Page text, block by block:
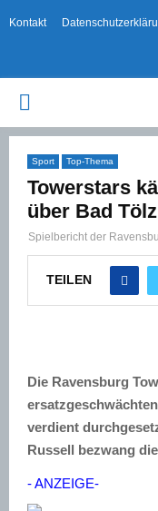
Kontakt
PRIMARY
MENU
Sport Top-Thema
Towerstars
über Bad Tölz
Spielbericht der
TEILEN
Die Ravensburg
verdient
Russell bezwang
- ANZEIGE-